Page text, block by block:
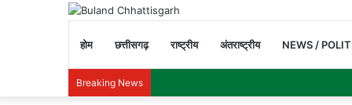
होम छत्तीसगढ़ राष्ट्रीय अंतराष्ट्रीय NEWS /
Breaking News